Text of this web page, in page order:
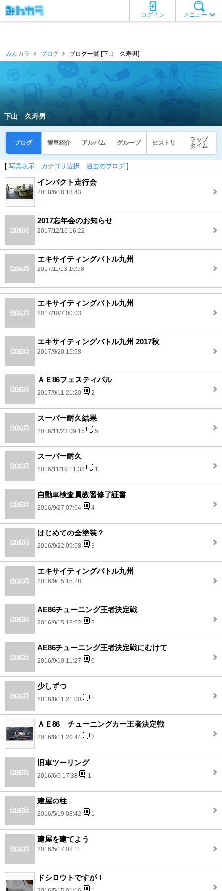
メニュー
ログイン
みんカラ ブログ ブログ一覧 [下山 久寿男]
下山 久寿男
ブログ 愛車紹介 アルバム グループ ヒストリ
ラップ
タイム
[ 写真表示 ｜ カテゴリ選択 ｜ 過去のブログ ]
インパクト走行会
2018/6/18 18:43
2017忘年会のお知らせ
2017/12/16 16:22
エキサイティングバトル九州
2017/11/13 10:58
エキサイティングバトル九州
2017/10/7 00:03
エキサイティングバトル九州 2017秋
2017/9/20 15:58
ＡＥ86フェスティバル
2017/9/11 21:20 2
スーパー耐久結果
2016/11/23 09:15 5
スーパー耐久
2016/11/19 11:38 1
自動車検査員教習修了証書
2016/9/27 07:54 4
はじめての全塗装？
2016/9/22 09:58 3
エキサイティングバトル九州
2016/9/15 15:28
AE86チューニング王者決定戦
2016/9/15 13:52 5
AE86チューニング王者決定戦にむけて
2016/9/10 11:27 6
少しずつ
2016/8/11 21:00 1
ＡＥ86 チューニングカー王者決定戦
2016/8/11 20:44 2
旧車ツーリング
2016/6/5 17:38 1
建屋の柱
2016/5/19 08:42 1
建屋を建てよう
2016/5/17 08:11
ドシロウトですが！